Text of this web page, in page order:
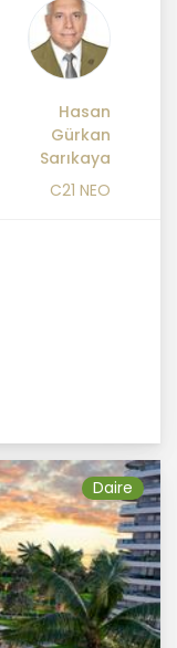
Hasan
Gürkan
Sarıkaya
C21 NEO
Daire